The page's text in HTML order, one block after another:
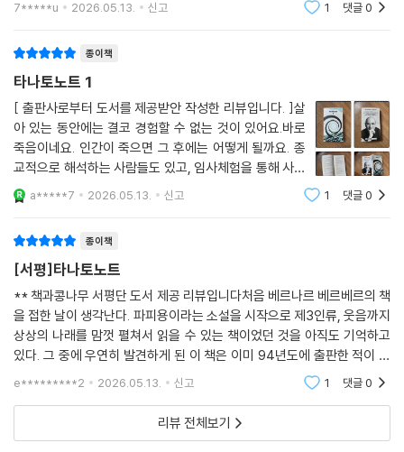
7*****u 2026.05.13. 신고 1 댓글0
종이책
타나토노트 1
[ 출판사로부터 도서를 제공받안 작성한 리뷰입니다. ]살
아 있는 동안에는 결코 경험할 수 없는 것이 있어요.바로
죽음이네요. 인간이 죽으면 그 후에는 어떻게 될까요. 종
교적으로 해석하는 사람들도 있고, 임사체험을 통해 사후
세계를 경험했다는 이들도 있지만 과학적으로 완전히 증
명된 것이 없으니 여전히 미지의 세계로 남아 있네요. 과
a*****7 2026.05.13. 신고 1 댓글0
종이책
[서평]타나토노트
** 책과콩나무 서평단 도서 제공 리뷰입니다처음 베르나르 베르베르의 책
을 접한 날이 생각난다. 파피용이라는 소설을 시작으로 제3인류, 웃음까지
상상의 나래를 맘껏 펼쳐서 읽을 수 있는 책이었던 것을 아직도 기억하고
있다. 그 중에 우연히 발견하게 된 이 책은 이미 94년도에 출판한 적이 있
는 책이었다. 호기심과 더불어 영계탐험이라는 흥미로운 소재가 이건 읽어
e*********2 2026.05.13. 신고 1 댓글0
리뷰 전체보기